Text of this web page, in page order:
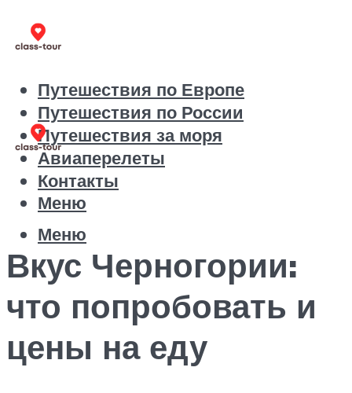
Путешествия по Европе
Путешествия по России
Путешествия за моря
Авиаперелеты
Контакты
Меню
Меню
Вкус Черногории:
что попробовать и
цены на еду